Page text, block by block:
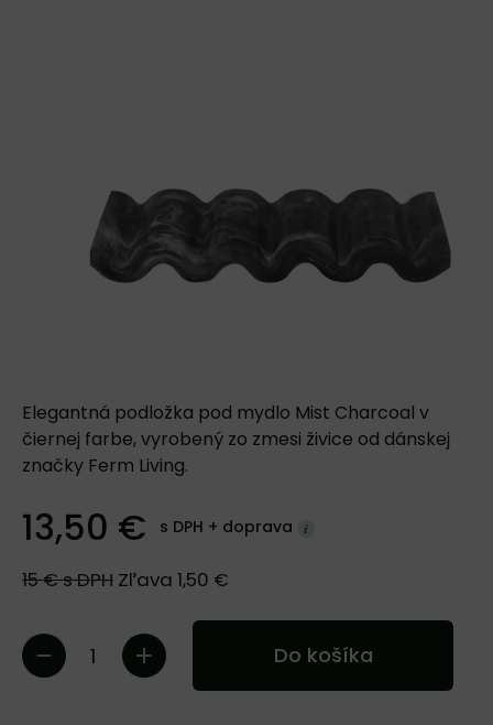
Elegantná podložka pod mydlo Mist Charcoal v
čiernej farbe, vyrobený zo zmesi živice od dánskej
značky Ferm Living.
13,50 € s DPH + doprava
15 €s DPH Zľava 1,50 €
Do košíka